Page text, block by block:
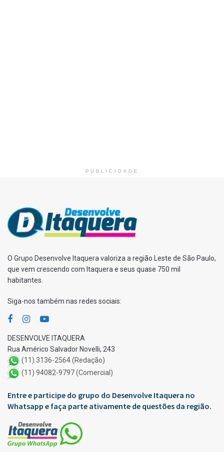
PUBLICIDADE
O Grupo Desenvolve Itaquera valoriza a região Leste de São Paulo,
que vem crescendo com Itaquera e seus quase 750 mil
habitantes.
Siga-nos também nas redes sociais:
DESENVOLVE ITAQUERA
Rua Américo Salvador Novelli, 243
(11) 3136-2564 (Redação)
(11) 94082-9797 (Comercial)
Entre e participe do grupo do Desenvolve Itaquera no
Whatsapp e faça parte ativamente de questões da região.